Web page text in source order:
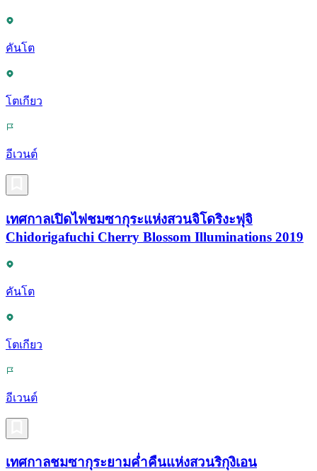
คันโต
โตเกียว
อีเวนต์
เทศกาลเปิดไฟชมซากุระแห่งสวนจิโดริงะฟุจิ
Chidorigafuchi Cherry Blossom Illuminations 2019
คันโต
โตเกียว
อีเวนต์
เทศกาลชมซากุระยามค่ำคืนแห่งสวนริกุงิเอน